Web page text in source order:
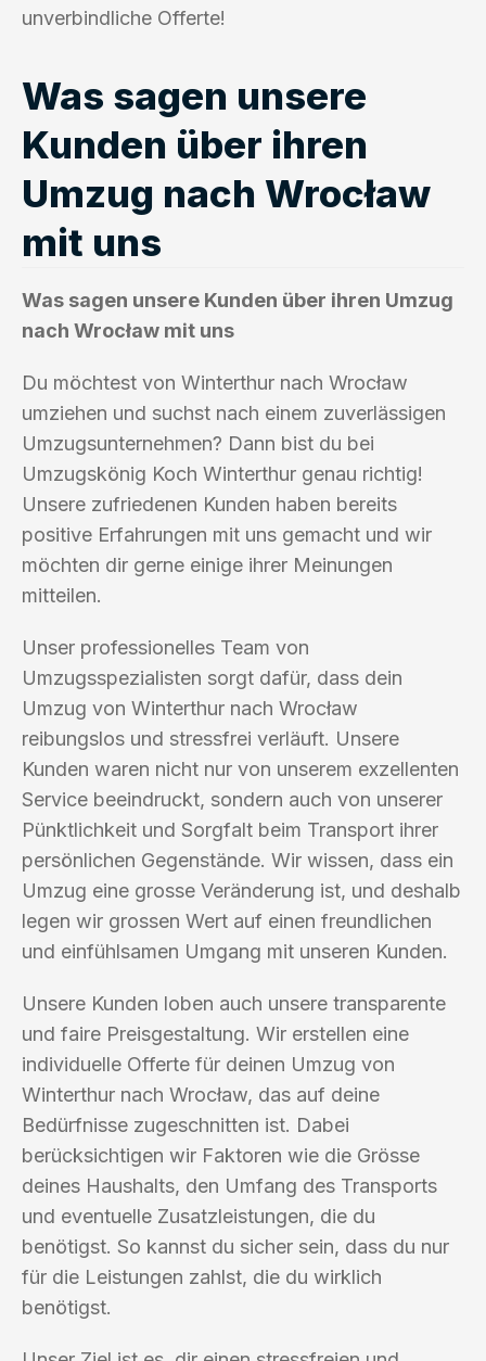
unverbindliche Offerte!
Was sagen unsere
Kunden über ihren
Umzug nach Wrocław
mit uns
Was sagen unsere Kunden über ihren Umzug
nach Wrocław mit uns
Du möchtest von Winterthur nach Wrocław
umziehen und suchst nach einem zuverlässigen
Umzugsunternehmen? Dann bist du bei
Umzugskönig Koch Winterthur genau richtig!
Unsere zufriedenen Kunden haben bereits
positive Erfahrungen mit uns gemacht und wir
möchten dir gerne einige ihrer Meinungen
mitteilen.
Unser professionelles Team von
Umzugsspezialisten sorgt dafür, dass dein
Umzug von Winterthur nach Wrocław
reibungslos und stressfrei verläuft. Unsere
Kunden waren nicht nur von unserem exzellenten
Service beeindruckt, sondern auch von unserer
Pünktlichkeit und Sorgfalt beim Transport ihrer
persönlichen Gegenstände. Wir wissen, dass ein
Umzug eine grosse Veränderung ist, und deshalb
legen wir grossen Wert auf einen freundlichen
und einfühlsamen Umgang mit unseren Kunden.
Unsere Kunden loben auch unsere transparente
und faire Preisgestaltung. Wir erstellen eine
individuelle Offerte für deinen Umzug von
Winterthur nach Wrocław, das auf deine
Bedürfnisse zugeschnitten ist. Dabei
berücksichtigen wir Faktoren wie die Grösse
deines Haushalts, den Umfang des Transports
und eventuelle Zusatzleistungen, die du
benötigst. So kannst du sicher sein, dass du nur
für die Leistungen zahlst, die du wirklich
benötigst.